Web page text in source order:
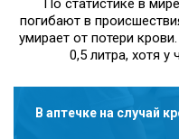
По статистике в
погибают в
умирает от потери
0,5 литра, хотя у
В аптечке на случай